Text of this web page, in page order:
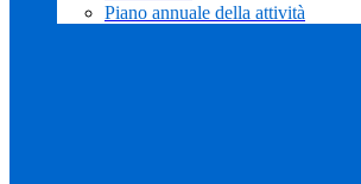
Piano annuale della attività